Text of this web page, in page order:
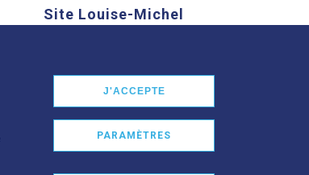
Site Louise-Michel
En savoir plus
J'ACCEPTE
PARAMÈTRES